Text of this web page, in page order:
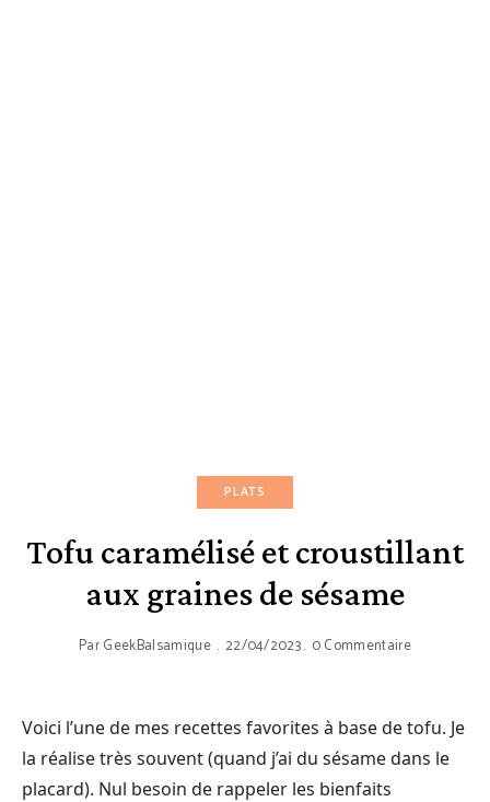
PLATS
Tofu caramélisé et croustillant
aux graines de sésame
ParGeekBalsamique 22/04/2023 0 Commentaire
Voici l’une de mes recettes favorites à base de tofu. Je
la réalise très souvent (quand j’ai du sésame dans le
placard). Nul besoin de rappeler les bienfaits